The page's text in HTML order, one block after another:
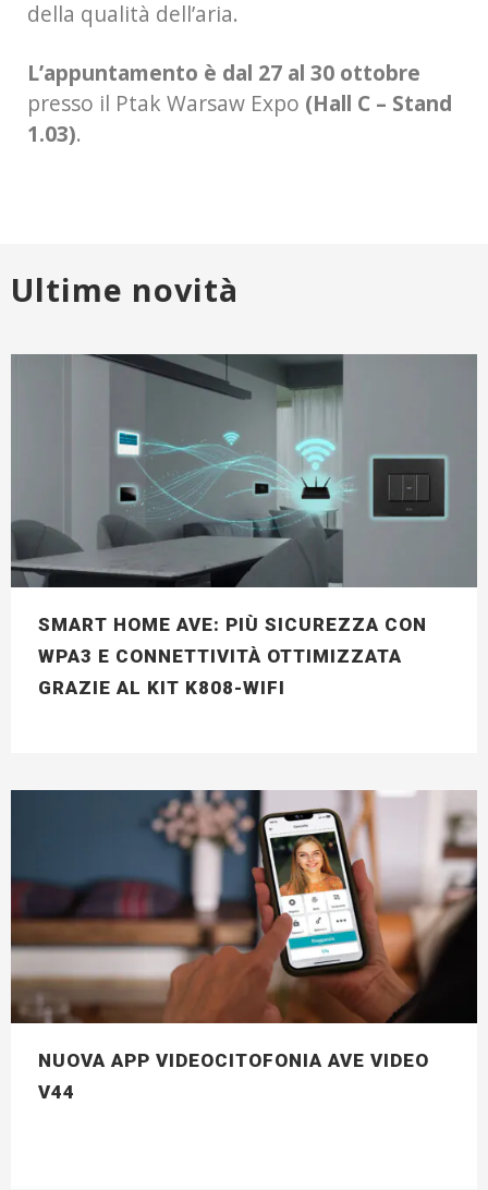
della qualità dell’aria.
L’appuntamento è dal 27 al 30 ottobre
presso il Ptak Warsaw Expo (Hall C – Stand
1.03).
Ultime novità
SMART HOME AVE: PIÙ SICUREZZA CON
WPA3 E CONNETTIVITÀ OTTIMIZZATA
GRAZIE AL KIT K808-WIFI
NUOVA APP VIDEOCITOFONIA AVE VIDEO
V44